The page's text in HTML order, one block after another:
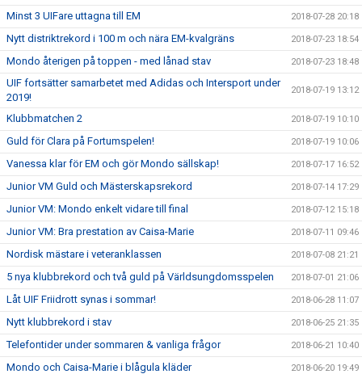
Minst 3 UIFare uttagna till EM 2018-07-28 20:18
Nytt distriktrekord i 100 m och nära EM-kvalgräns 2018-07-23 18:54
Mondo återigen på toppen - med lånad stav 2018-07-23 18:48
UIF fortsätter samarbetet med Adidas och Intersport under
2019!
2018-07-19 13:12
Klubbmatchen 2 2018-07-19 10:10
Guld för Clara på Fortumspelen! 2018-07-19 10:06
Vanessa klar för EM och gör Mondo sällskap! 2018-07-17 16:52
Junior VM Guld och Mästerskapsrekord 2018-07-14 17:29
Junior VM: Mondo enkelt vidare till final 2018-07-12 15:18
Junior VM: Bra prestation av Caisa-Marie 2018-07-11 09:46
Nordisk mästare i veteranklassen 2018-07-08 21:21
5 nya klubbrekord och två guld på Världsungdomsspelen 2018-07-01 21:06
Låt UIF Friidrott synas i sommar! 2018-06-28 11:07
Nytt klubbrekord i stav 2018-06-25 21:35
Telefontider under sommaren & vanliga frågor 2018-06-21 10:40
Mondo och Caisa-Marie i blågula kläder 2018-06-20 19:49